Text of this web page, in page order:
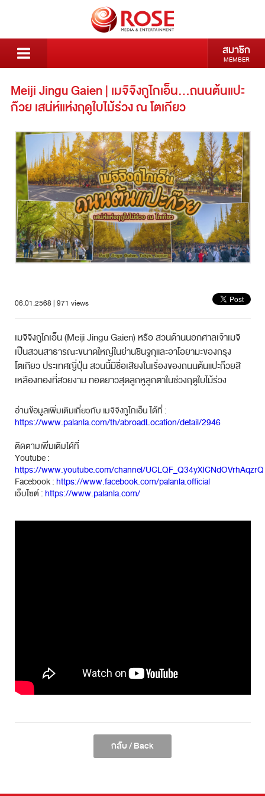
สมาชิก
MEMBER
Meiji Jingu Gaien | เมจิจิงกูไกเอ็น…ถนนต้นแปะ
ก๊วย เสน่ห์แห่งฤดูใบไม้ร่วง ณ โตเกียว
06.01.2568 | 971 views
เมจิจิงกูไกเอ็น (Meiji Jingu Gaien) หรือ สวนด้านนอกศาลเจ้าเมจิ
เป็นสวนสาธารณะขนาดใหญ่ในย่านชินจูกุและอาโอยามะของกรุง
โตเกียว ประเทศญี่ปุ่น สวนนี้มีชื่อเสียงในเรื่องของถนนต้นแปะก๊วยสี
เหลืองทองที่สวยงาม ทอดยาวสุดลูกหูลูกตาในช่วงฤดูใบไม้ร่วง
อ่านข้อมูลเพิ่มเติมเกี่ยวกับ เมจิจิงกูไกเอ็น ได้ที่ :
https://www.palanla.com/th/abroadLocation/detail/2946
ติดตามเพิ่มเติมได้ที่
Youtube :
https://www.youtube.com/channel/UCLQF_Q34yXICNdOVrhAqzrQ
Facebook :https://www.facebook.com/palanla.official
เว็บไซต์ :https://www.palanla.com/
กลับ / Back